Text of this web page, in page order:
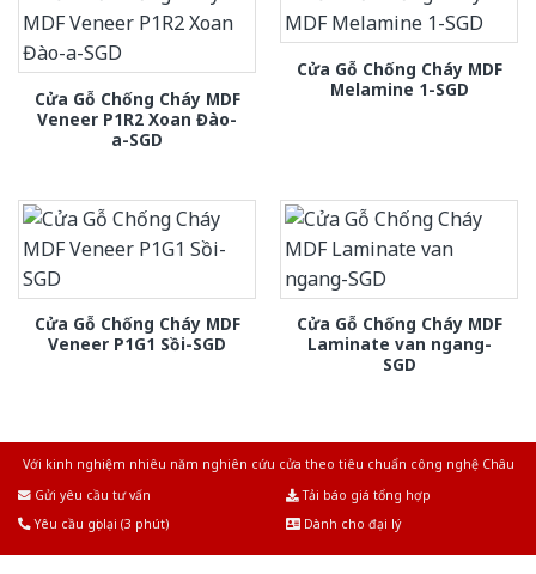
Cửa Gỗ Chống Cháy MDF
Veneer P1R2 Xoan Đào-
a-SGD
Cửa Gỗ Chống Cháy MDF
Melamine 1-SGD
Cửa Gỗ Chống Cháy MDF
Veneer P1G1 Sồi-SGD
Cửa Gỗ Chống Cháy MDF
Laminate van ngang-
SGD
Với kinh nghiệm nhiêu năm nghiên cứu cửa theo tiêu chuẩn công nghệ Châu
Gửi yêu cầu tư vấn
Tải báo giá tổng hợp
Yêu cầu gọi lại (3 phút)
Dành cho đại lý